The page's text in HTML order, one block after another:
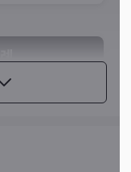
아오셨습니다.
시며, 재물운